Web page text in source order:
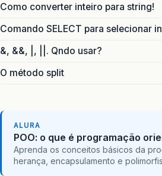
Como converter inteiro para string!
Comando SELECT para selecionar
&, &&, |, ||. Qndo usar?
O método split
ALURA
POO: o que é programação
Aprenda os conceitos básicos da
herança, encapsulamento e